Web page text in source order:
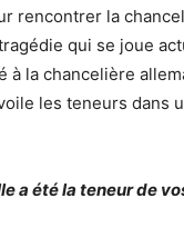
rencontrer la
qui se joue
à la chancelière
les teneurs dans
a été la teneur de